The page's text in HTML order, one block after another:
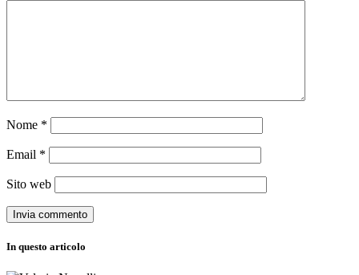
Nome *
Email *
Sito web
In questo articolo